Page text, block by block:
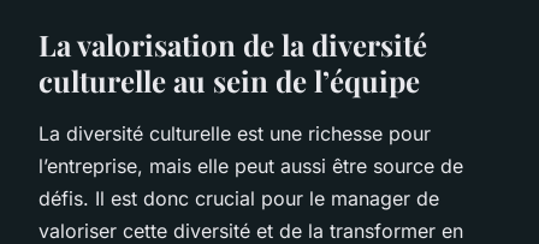
La valorisation de la diversité
culturelle au sein de l’équipe
La diversité culturelle est une richesse pour
l’entreprise, mais elle peut aussi être source de
défis. Il est donc crucial pour le manager de
valoriser cette diversité et de la transformer en